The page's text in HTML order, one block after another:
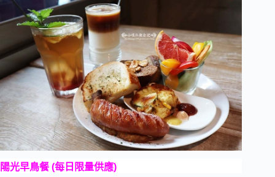
陽光早鳥餐 (每日限量供應)